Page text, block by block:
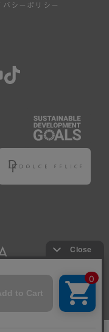
バシーポリシー
Reserved.